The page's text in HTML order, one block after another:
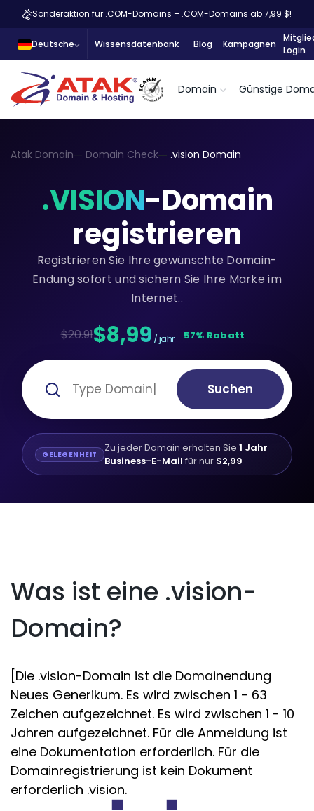
Sonderaktion für .COM-Domains – .COM-Domains ab 7,99 $!
Deutsche Wissensdatenbank Blog Kampagnen
Login
Domain Günstige
Atak Domain Domain Check .vision Domain
.VISION-Domain
registrieren
Registrieren Sie Ihre gewünschte Domain-
Endung sofort und sichern Sie Ihre Marke im
Internet..
$20.91$8,99 / jahr 57% Rabatt
Suchen
GELEGENHEIT Zu jeder Domain erhalten Sie 1 Jahr
Business-E-Mail für nur $2,99
Was ist eine .vision-
Domain?
[Die .vision-Domain ist die Domainendung
Neues Generikum. Es wird zwischen 1 - 63
Zeichen aufgezeichnet. Es wird zwischen 1 - 10
Jahren aufgezeichnet. Für die Anmeldung ist
eine Dokumentation erforderlich. Für die
Domainregistrierung ist kein Dokument
erforderlich .vision.